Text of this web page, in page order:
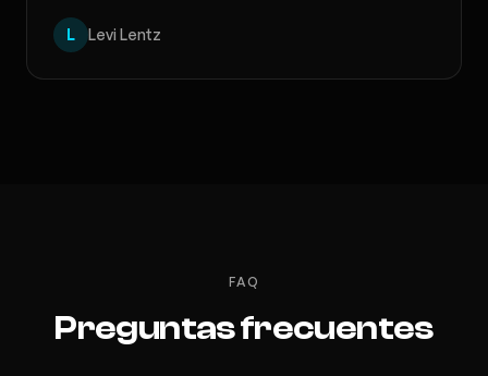
L Levi Lentz
FAQ
Preguntas frecuentes